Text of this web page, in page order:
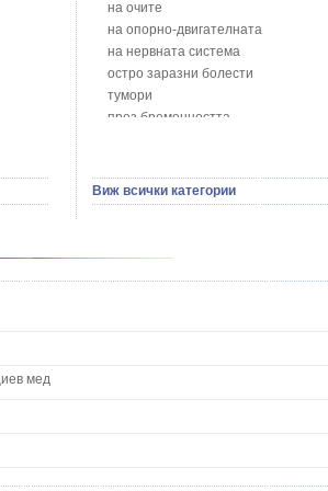
Борови връхчета - Pinus sylvestris
Босилек - Ocimum Basillicum
Брей - Tamus Communis
Брош - Rubia tinctorum L.
Бръшлян - Hedera helix L.
Бял имел - Viscum album L.
Бял оман - Inula Helenium L.
Бяла върба - Salix Аlba
Вратига - Tanacetrum Vulgare
на очите
на опорно-двигателната
на нервната система
остро заразни болести
тумори
през бременността
сексуални проблеми
на половите органи
Виж всички категории
мед